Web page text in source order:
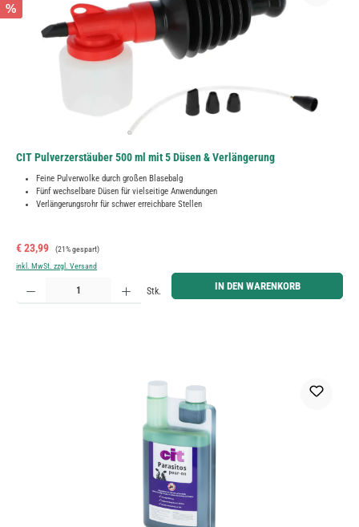
%
CIT Pulverzerstäuber 500 ml mit 5 Düsen & Verlängerung
Feine Pulverwolke durch großen Blasebalg
Fünf wechselbare Düsen für vielseitige Anwendungen
Verlängerungsrohr für schwer erreichbare Stellen
Verkaufspreis:
€ 23,99 Regulärer Preis:
(21% gespart)
inkl. MwSt. zzgl. Versand
Produkt Anzahl: Gib den gewünschten Wert ein oder benutze die Schaltflächen um die Anzahl zu
Stk. IN DEN WARENKORB